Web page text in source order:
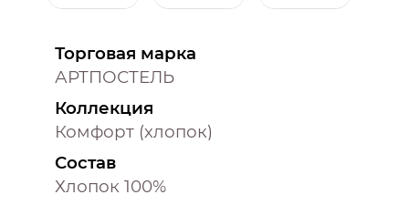
Торговая марка
АРТПОСТЕЛЬ
Коллекция
Комфорт (хлопок)
Состав
Хлопок 100%